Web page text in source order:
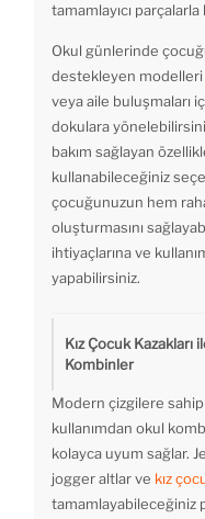
tamamlayıcı
Okul günlerinde
destekleyen
veya aile buluşmaları
dokulara
bakım sağlayan
kullanabileceğiniz
çocuğunuzun hem
oluşturmasını
ihtiyaçlarına ve
yapabilirsiniz.
Kız Çocuk
Kombinler
Modern çizgilere sahip
kullanımdan okul
kolayca uyum sağlar.
jogger altlar ve kız
tamamlayabileceğiniz